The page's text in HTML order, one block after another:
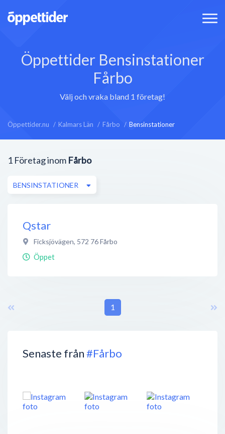
Öppettider Bensinstationer
Fårbo
Välj och vraka bland 1 företag!
Öppettider.nu Kalmars Län Fårbo Bensinstationer
Senaste från#Fårbo
1 Företag inom Fårbo
BENSINSTATIONER
Qstar
Ficksjövägen, 572 76Fårbo
Öppet
1